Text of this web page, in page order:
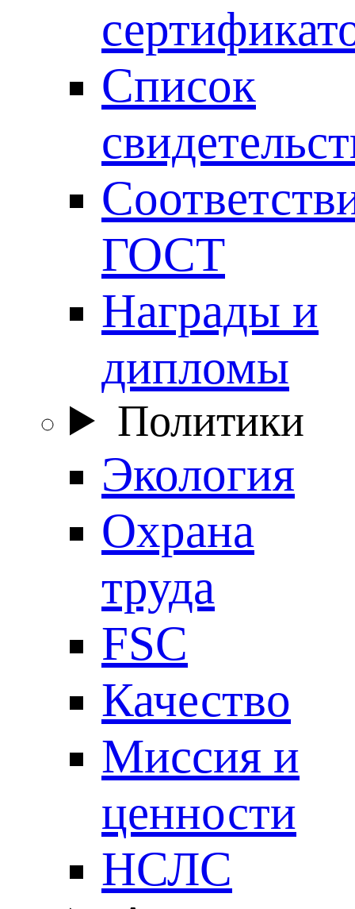
Список
ГОСТ
Награды и
дипломы
Политики
Экология
Охрана
труда
FSC
Качество
Миссия и
ценности
НСЛС